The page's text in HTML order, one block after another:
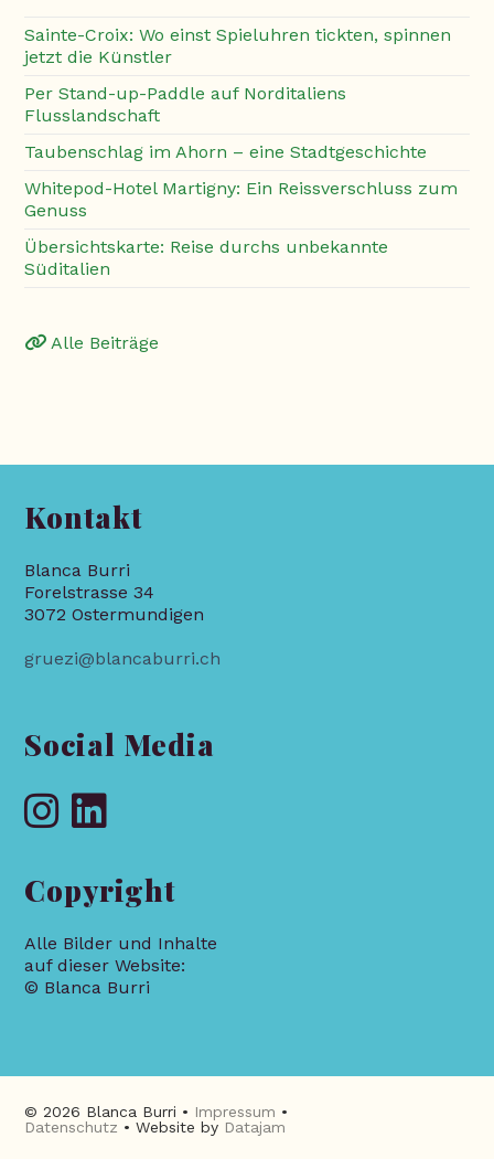
Sainte-Croix: Wo einst Spieluhren tickten, spinnen
jetzt die Künstler
Per Stand-up-Paddle auf Norditaliens
Flusslandschaft
Taubenschlag im Ahorn – eine Stadtgeschichte
Whitepod-Hotel Martigny: Ein Reissverschluss zum
Genuss
Übersichtskarte: Reise durchs unbekannte
Süditalien
Alle Beiträge
Kontakt
Blanca Burri
Forelstrasse 34
3072 Ostermundigen
gruezi@blancaburri.ch
Social Media
Copyright
Alle Bilder und Inhalte
auf dieser Website:
© Blanca Burri
© 2026 Blanca Burri • Impressum •
Datenschutz • Website by Datajam